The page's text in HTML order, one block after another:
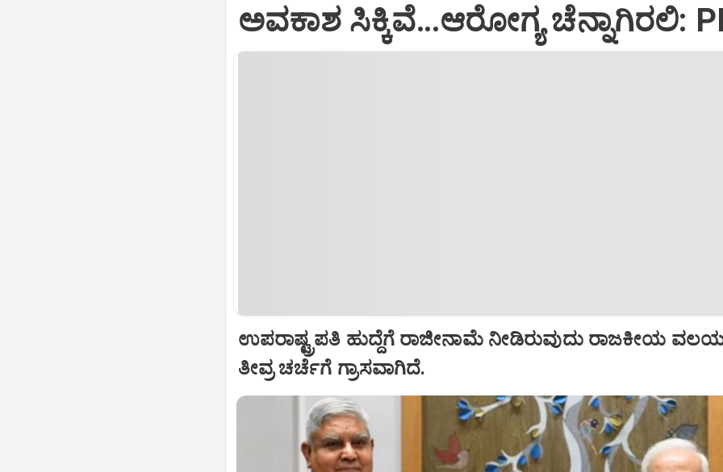
ಅವಕಾಶ ಸಿಕ್ಕಿವೆ…ಆರೋಗ್ಯ ಚೆನ್ನಾಗಿರಲಿ:
ಉಪರಾಷ್ಟ್ರಪತಿ ಹುದ್ದೆಗೆ ರಾಜೀನಾಮೆ ನೀಡಿರುವುದು ರಾಜಕೀಯ
ತೀವ್ರ ಚರ್ಚೆಗೆ ಗ್ರಾಸವಾಗಿದೆ.